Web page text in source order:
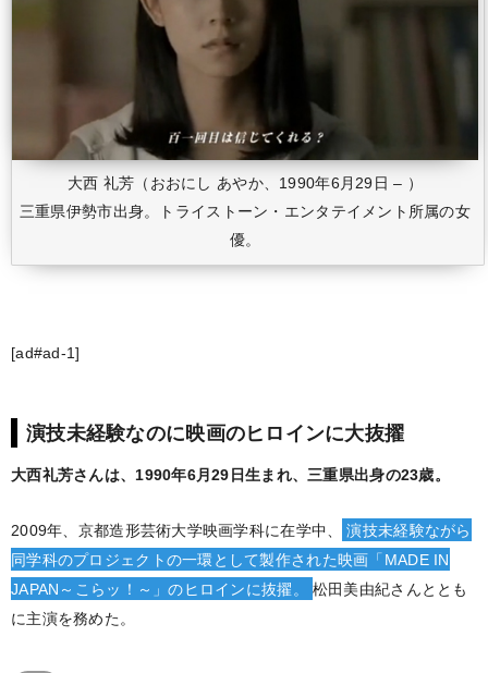
大西 礼芳（おおにし あやか、1990年6月29日 – ）
三重県伊勢市出身。トライストーン・エンタテイメント所属の女
優。
[ad#ad-1]
演技未経験なのに映画のヒロインに大抜擢
大西礼芳さんは、1990年6月29日生まれ、三重県出身の23歳。
2009年、京都造形芸術大学映画学科に在学中、
演技未経験ながら
同学科のプロジェクトの一環として製作された映画「MADE IN
JAPAN～こらッ！～」のヒロインに抜擢。
松田美由紀さんととも
に主演を務めた。